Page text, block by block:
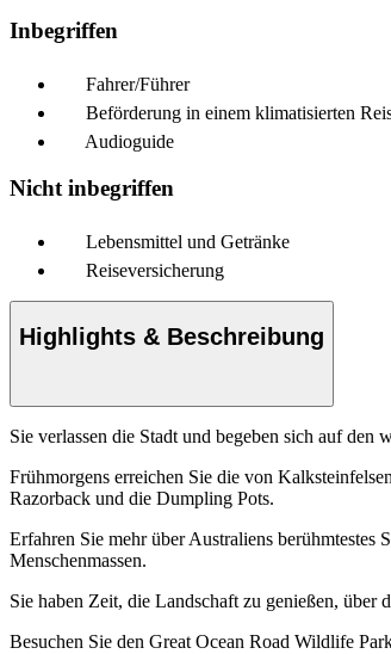
Inbegriffen
Fahrer/Führer
Beförderung in einem klimatisierten
Audioguide
Nicht inbegriffen
Lebensmittel und Getränke
Reiseversicherung
Highlights & Beschreibung
Sie verlassen die Stadt und begeben sich auf
Frühmorgens erreichen Sie die von
Razorback und die Dumpling Pots.
Erfahren Sie mehr über Australiens
Menschenmassen.
Sie haben Zeit, die Landschaft zu genießen, über
Besuchen Sie den Great Ocean Road Wildlife